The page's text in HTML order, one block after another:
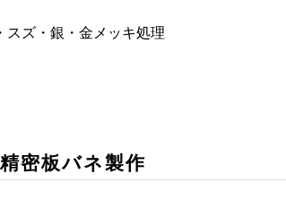
スズ・銀・金メッキ処理
密板バネ製作